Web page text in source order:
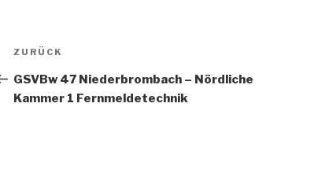
Beitragsnavigation
Vorheriger
ZURÜCK
GSVBw 47 Niederbrombach – Nördliche
Kammer 1 Fernmeldetechnik